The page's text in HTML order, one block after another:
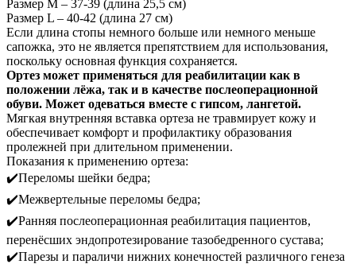
Размер М – 37-39 (длина 25,5 см)
Размер L – 40-42 (длина 27 см)
Если длина стопы немного больше или немного меньше
сапожка, это не является препятствием для использования,
поскольку основная функция сохраняется.
Ортез может применяться для реабилитации как в
положении лёжа, так и в качестве послеоперационной
обуви. Может одеваться вместе с гипсом, лангетой.
Мягкая внутренняя вставка ортеза не травмирует кожу и
обеспечивает комфорт и профилактику образования
пролежней при длительном применении.
Показания к применению ортеза:
✔️Переломы шейки бедра;
✔️Межвертельные переломы бедра;
✔️Ранняя послеоперационная реабилитация пациентов,
перенёсших эндопротезирование тазобедренного сустава;
✔️Парезы и параличи нижних конечностей различного генеза